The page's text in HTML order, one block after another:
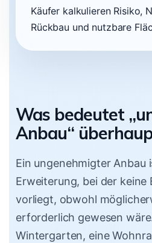
Käufer kalkulieren Risiko,
Rückbau und nutzbare
Was bedeutet
Anbau“
Ein ungenehmigter Anbau
Erweiterung, bei der keine
vorliegt, obwohl
erforderlich gewesen
Wintergarten, eine